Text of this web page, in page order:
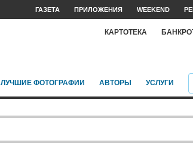
ГАЗЕТА ПРИЛОЖЕНИЯ WEEKEND
КАРТОТЕКА
ЛУЧШИЕ ФОТОГРАФИИ АВТОРЫ УСЛУГИ